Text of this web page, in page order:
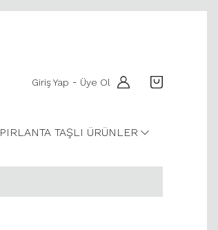
Giriş Yap - Üye Ol
PIRLANTA TAŞLI ÜRÜNLER